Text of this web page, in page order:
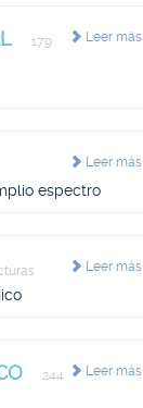
Leer más
179
Leer más
espectro
Leer más
Leer más
244